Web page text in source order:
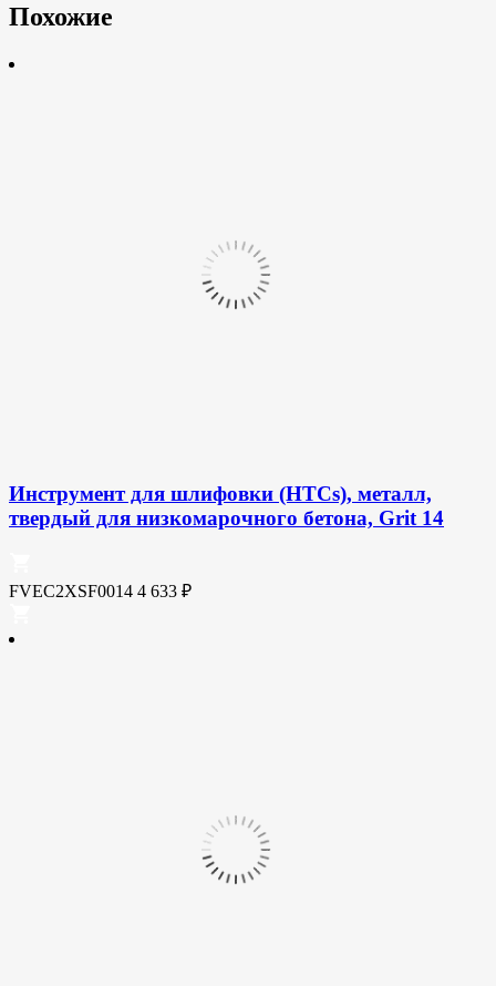
Похожие
Инструмент для шлифовки (HTCs), металл,
твердый для низкомарочного бетона, Grit 14
FVEC2XSF0014 4 633 ₽